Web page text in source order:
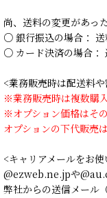
尚、送料の変更があっ
○ 銀行振込の場合： 送
○ カード決済の場合：
<業務販売時は配送料
※業務販売時は複数購
※オプション価格はそ
オプションの下代販売
<キャリアメールをお
@ezweb.ne.jpや
弊社からの送信メール